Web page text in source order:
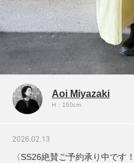
Aoi Miyazaki
H：160cm
2026.02.13
〈SS26絶賛ご予約承り中です